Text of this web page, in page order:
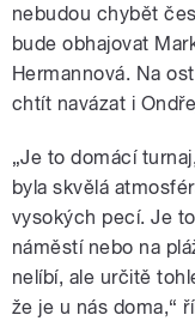
nebudou chybět
bude obhajovat
Hermannová. Na
chtít navázat i
„Je to domácí
byla skvělá
vysokých pecí. Je
náměstí nebo na
nelíbí, ale určitě
že je u nás doma,“